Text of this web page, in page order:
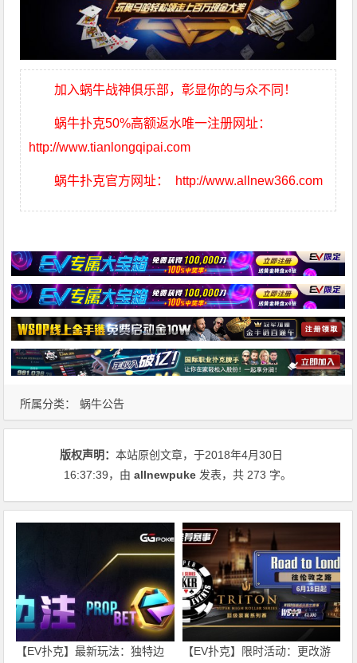
加入蜗牛战神俱乐部，彰显你的与众不同！
蜗牛扑克50%高额返水唯一注册网址：
http://www.tianlongqipai.com
蜗牛扑克官方网址： http://www.allnew366.com
所属分类： 蜗牛公告
版权声明：本站原创文章，于2018年4月30日
16:37:39，由allnewpuke 发表，共 273 字。
【EV扑克】最新玩法：独特边
【EV扑克】限时活动：更改游